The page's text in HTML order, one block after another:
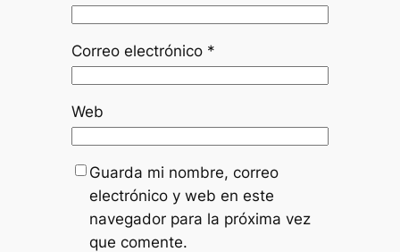
Correo electrónico *
Web
Guarda mi nombre, correo
electrónico y web en este
navegador para la próxima vez
que comente.